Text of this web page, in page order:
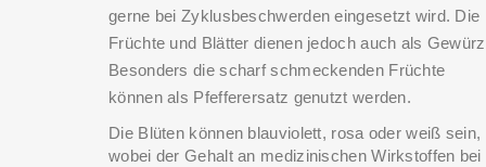
gerne bei Zyklusbeschwerden eingesetzt wird. Die
Früchte und Blätter dienen jedoch auch als
Besonders die scharf schmeckenden Früchte
können als Pfefferersatz genutzt werden.
Die Blüten können blauviolett, rosa oder weiß sein,
wobei der Gehalt an medizinischen Wirkstoffen bei